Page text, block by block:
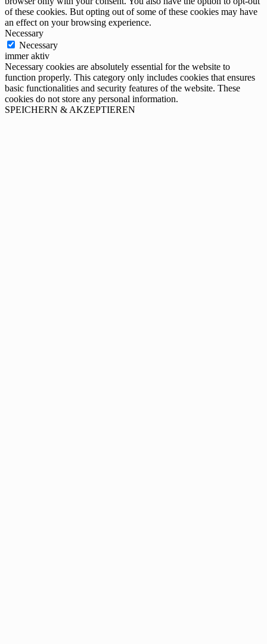
of these cookies. But opting out of some of these cookies may have
an effect on your browsing experience.
Necessary
Necessary
immer aktiv
Necessary cookies are absolutely essential for the website to
function properly. This category only includes cookies that ensures
basic functionalities and security features of the website. These
cookies do not store any personal information.
SPEICHERN & AKZEPTIEREN